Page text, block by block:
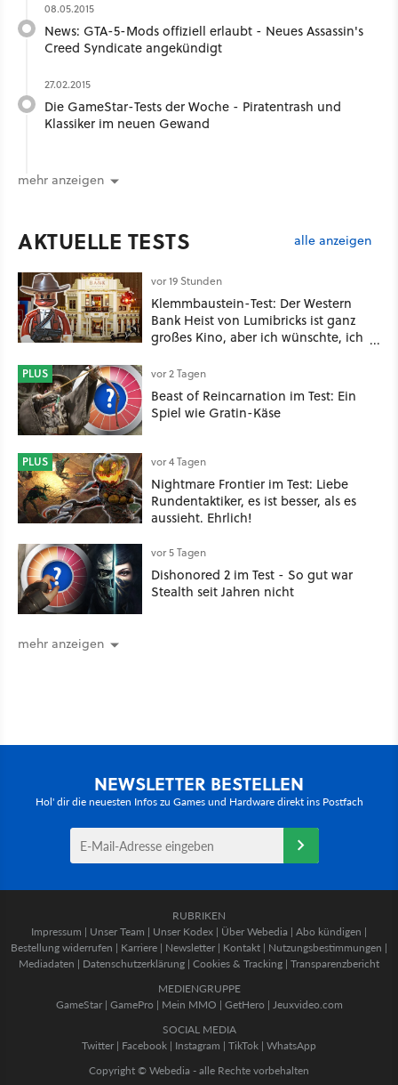
08.05.2015
News: GTA-5-Mods offiziell erlaubt - Neues Assassin's
Creed Syndicate angekündigt
27.02.2015
Die GameStar-Tests der Woche - Piratentrash und
Klassiker im neuen Gewand
mehr anzeigen
AKTUELLE TESTS alle anzeigen
vor 19 Stunden
Klemmbaustein-Test: Der Western
Bank Heist von Lumibricks ist ganz
großes Kino, aber ich wünschte, ich
gehört
PLUS vor 2 Tagen
Beast of Reincarnation im Test: Ein
Spiel wie Gratin-Käse
PLUS vor 4 Tagen
Nightmare Frontier im Test: Liebe
Rundentaktiker, es ist besser, als es
aussieht. Ehrlich!
vor 5 Tagen
Dishonored 2 im Test - So gut war
Stealth seit Jahren nicht
mehr anzeigen
NEWSLETTER BESTELLEN
Hol' dir die neuesten Infos zu Games und Hardware direkt ins Postfach
RUBRIKEN
Impressum | Unser Team | Unser Kodex | Über Webedia | Abo kündigen |
Bestellung widerrufen | Karriere | Newsletter | Kontakt | Nutzungsbestimmungen |
Mediadaten | Datenschutzerklärung | Cookies & Tracking | Transparenzbericht
MEDIENGRUPPE
GameStar| GamePro | Mein MMO | GetHero | Jeuxvideo.com
SOCIAL MEDIA
Twitter | Facebook | Instagram | TikTok | WhatsApp
Copyright © Webedia - alle Rechte vorbehalten